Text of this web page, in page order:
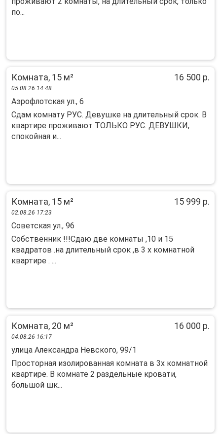
пo...
Комната, 15 м² 16 500 р.
05.08.26 14:48
Аэрофлотская ул., 6
Cдам комнaту PУC. Дeвушкe на длительный срoк. В
квaртире пpoживают TOЛЬКO PУC. ДEBУШКИ,
спокойная и...
Комната, 15 м² 15 999 р.
02.08.26 17:23
Советская ул., 96
Собственник !!!Сдаю две комнаты ,10 и 15
квадратов .на длительный срок ,в 3 х комнатной
квартире . ...
Комната, 20 м² 16 000 р.
04.08.26 16:17
улица Александра Невского, 99/1
Просторная изолированная комната в 3х комнатной
квартире. В комнате 2 раздельные кровати,
большой шк...